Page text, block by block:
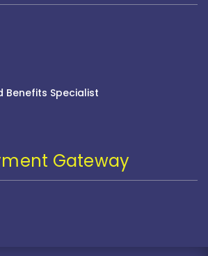
Benefits Specialist
Gateway